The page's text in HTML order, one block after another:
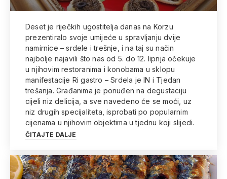
Deset je riječkih ugostitelja danas na Korzu
prezentiralo svoje umijeće u spravljanju dvije
namirnice – srdele i trešnje, i na taj su način
najbolje najavili što nas od 5. do 12. lipnja očekuje
u njihovim restoranima i konobama u sklopu
manifestacije Ri gastro – Srdela je IN i Tjedan
trešanja. Građanima je ponuđen na degustaciju
cijeli niz delicija, a sve navedeno će se moći, uz
niz drugih specijaliteta, isprobati po popularnim
cijenama u njihovim objektima u tjednu koji slijedi.
ČITAJTE DALJE